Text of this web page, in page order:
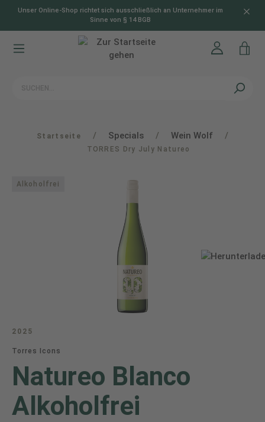
springen
Unser Online-Shop richtet sich ausschließlich an Unternehmer im
Sinne von § 14 BGB
Startseite / Specials / Wein Wolf /
TORRES Dry July Natureo
Alkoholfrei
2025
Torres Icons
Natureo Blanco
Alkoholfrei